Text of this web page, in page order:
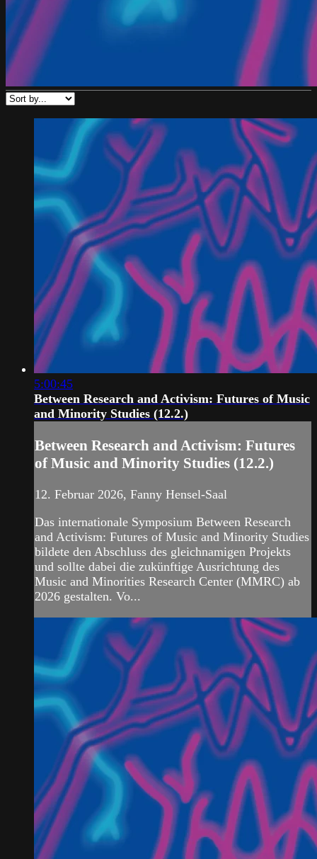
5:00:45
Between Research and Activism: Futures of Music
and Minority Studies (12.2.)
Between Research and Activism: Futures
of Music and Minority Studies (12.2.)
12. Februar 2026, Fanny Hensel-Saal
Das internationale Symposium Between Research
and Activism: Futures of Music and Minority Studies
bildete den Abschluss des gleichnamigen Projekts
und sollte dabei die zukünftige Ausrichtung des
Music and Minorities Research Center (MMRC) ab
2026 gestalten. Vo...